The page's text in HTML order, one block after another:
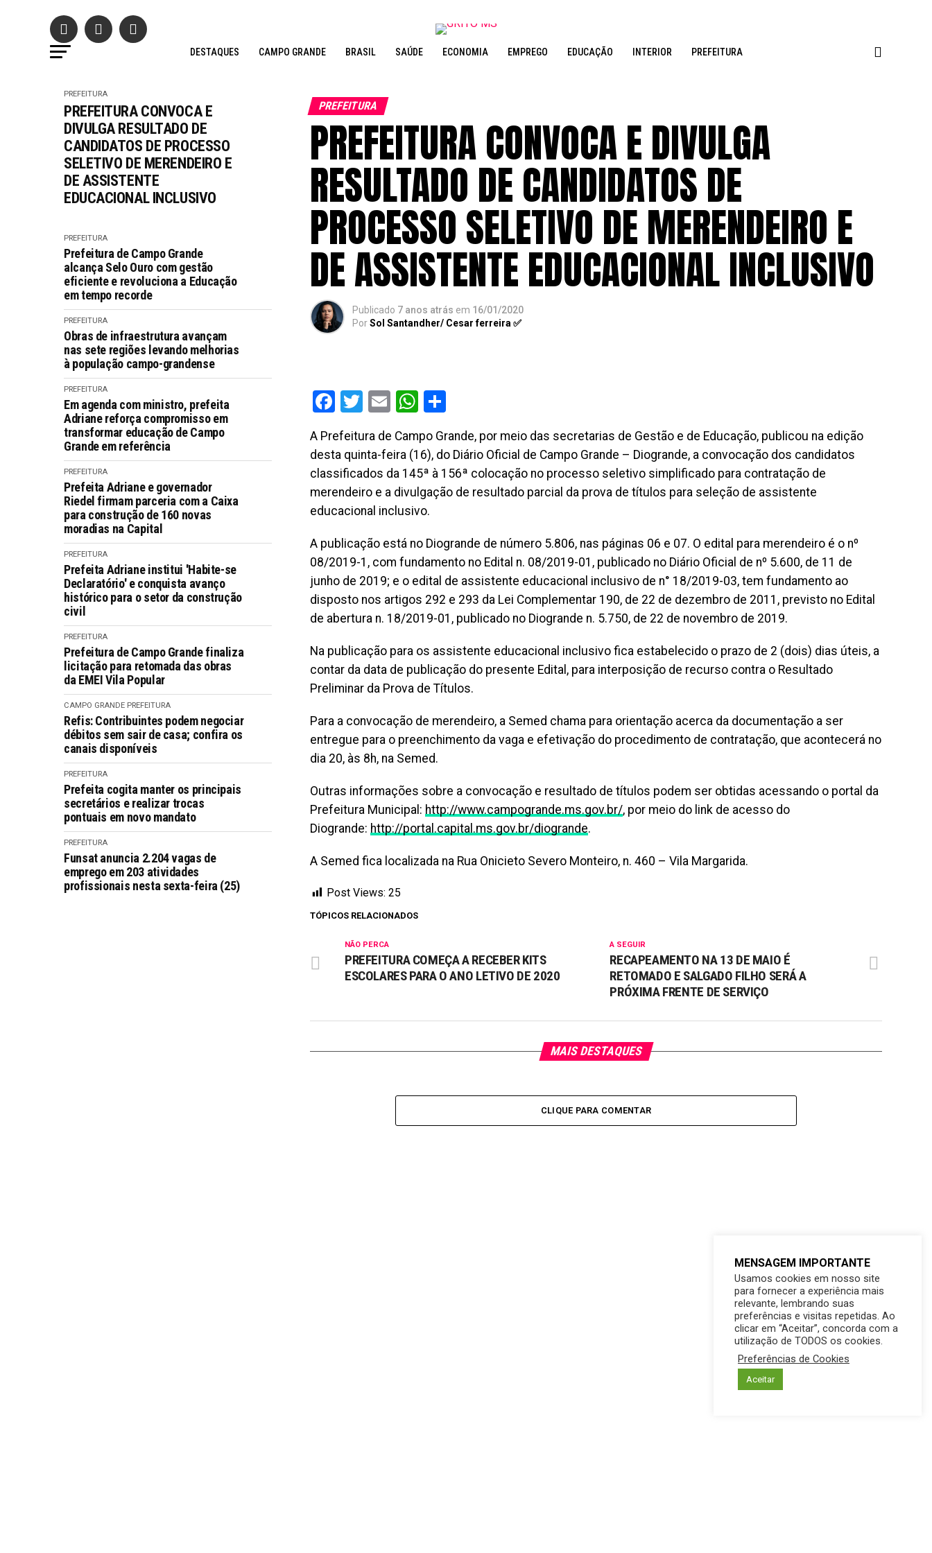
DESTAQUES CAMPO GRANDE BRASIL SAÚDE ECONOMIA EMPREGO EDUCAÇÃO INTERIOR PREFEITURA
PREFEITURA
PREFEITURA CONVOCA E
DIVULGA RESULTADO DE
CANDIDATOS DE PROCESSO
SELETIVO DE MERENDEIRO E
DE ASSISTENTE
EDUCACIONAL INCLUSIVO
PREFEITURA
Prefeitura de Campo Grande
alcança Selo Ouro com gestão
eficiente e revoluciona a Educação
em tempo recorde
PREFEITURA
Obras de infraestrutura avançam
nas sete regiões levando melhorias
à população campo-grandense
PREFEITURA
Em agenda com ministro, prefeita
Adriane reforça compromisso em
transformar educação de Campo
Grande em referência
PREFEITURA
Prefeita Adriane e governador
Riedel firmam parceria com a Caixa
para construção de 160 novas
moradias na Capital
PREFEITURA
Prefeita Adriane institui 'Habite-se
Declaratório' e conquista avanço
histórico para o setor da construção
civil
PREFEITURA
Prefeitura de Campo Grande finaliza
licitação para retomada das obras
da EMEI Vila Popular
CAMPO GRANDE PREFEITURA
Refis: Contribuintes podem negociar
débitos sem sair de casa; confira os
canais disponíveis
PREFEITURA
Prefeita cogita manter os principais
secretários e realizar trocas
pontuais em novo mandato
PREFEITURA
Funsat anuncia 2.204 vagas de
emprego em 203 atividades
profissionais nesta sexta-feira (25)
PREFEITURA
PREFEITURA CONVOCA E DIVULGA
RESULTADO DE CANDIDATOS DE
PROCESSO SELETIVO DE MERENDEIRO E
DE ASSISTENTE EDUCACIONAL INCLUSIVO
Publicado 7 anos atrás em 16/01/2020
PorSol Santandher/ Cesar ferreira ✅
Facebook
Twitter
EmailWhatsApp
A Prefeitura de Campo Grande, por meio das secretarias de Gestão e de Educação, publicou na edição
desta quinta-feira (16), do Diário Oficial de Campo Grande – Diogrande, a convocação dos candidatos
classificados da 145ª à 156ª colocação no processo seletivo simplificado para contratação de
merendeiro e a divulgação de resultado parcial da prova de títulos para seleção de assistente
educacional inclusivo.
A publicação está no Diogrande de número 5.806, nas páginas 06 e 07. O edital para merendeiro é o nº
08/2019-1, com fundamento no Edital n. 08/2019-01, publicado no Diário Oficial de nº 5.600, de 11 de
junho de 2019; e o edital de assistente educacional inclusivo de n° 18/2019-03, tem fundamento ao
disposto nos artigos 292 e 293 da Lei Complementar 190, de 22 de dezembro de 2011, previsto no Edital
de abertura n. 18/2019-01, publicado no Diogrande n. 5.750, de 22 de novembro de 2019.
Na publicação para os assistente educacional inclusivo fica estabelecido o prazo de 2 (dois) dias úteis, a
contar da data de publicação do presente Edital, para interposição de recurso contra o Resultado
Preliminar da Prova de Títulos.
Para a convocação de merendeiro, a Semed chama para orientação acerca da documentação a ser
entregue para o preenchimento da vaga e efetivação do procedimento de contratação, que acontecerá no
dia 20, às 8h, na Semed.
Outras informações sobre a convocação e resultado de títulos podem ser obtidas acessando o portal da
Prefeitura Municipal: http://www.campogrande.ms.gov.br/, por meio do link de acesso do
Diogrande: http://portal.capital.ms.gov.br/diogrande.
A Semed fica localizada na Rua Onicieto Severo Monteiro, n. 460 – Vila Margarida.
Post Views: 25
TÓPICOS RELACIONADOS
A SEGUIR
RECAPEAMENTO NA 13 DE MAIO É
RETOMADO E SALGADO FILHO SERÁ A
PRÓXIMA FRENTE DE SERVIÇO
NÃO PERCA
PREFEITURA COMEÇA A RECEBER KITS
ESCOLARES PARA O ANO LETIVO DE 2020
MAIS DESTAQUES
CLIQUE PARA COMENTAR
MENSAGEM IMPORTANTE
Usamos cookies em nosso site
para fornecer a experiência mais
relevante, lembrando suas
preferências e visitas repetidas. Ao
clicar em “Aceitar”, concorda com a
utilização de TODOS os cookies.
Preferências de Cookies
Aceitar